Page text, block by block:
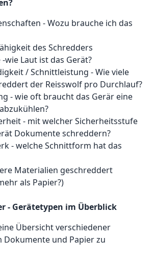
- Wozu brauche ich das
des Schredders
wie Laut ist das Gerät?
/ Schnittleistung - Wie viele
der Reisswolf pro Durchlauf?
- wie oft braucht das Gerär eine
- mit welcher Sicherheitsstufe
Dokumente schreddern?
- welche Schnittform hat das
Materialien geschreddert
als Papier?)
- Gerätetypen im Überblick
Übersicht verschiedener
Dokumente und Papier zu